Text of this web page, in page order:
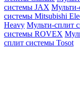
системы JAX Мульти-
системы Mitsubishi
Heavy Мульти-сплит
системы ROVEX
сплит системы Tosot